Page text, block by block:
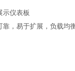
示仪表板
，易于扩展，负载均衡